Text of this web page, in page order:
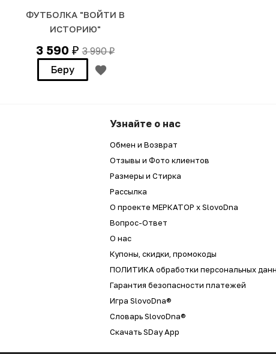
ФУТБОЛКА "ВОЙТИ В
ИСТОРИЮ"
3 590 ₽ 3 990₽
Беру
Узнайте о нас
Обмен и Возврат
Отзывы и Фото клиентов
Размеры и Стирка
Рассылка
О проекте МЕРКАТОР x SlovoDna
Вопрос-Ответ
О нас
Купоны, скидки, промокоды
ПОЛИТИКА обработки персональных
Гарантия безопасности платежей
Игра SlovoDna®
Словарь SlovoDna®
Скачать SDay App